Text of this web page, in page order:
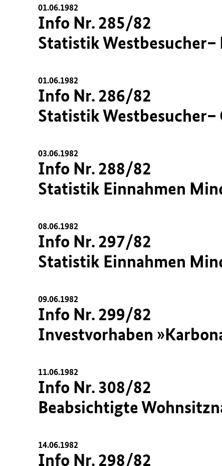
01.06.1982
Info Nr. 285/82
Statistik Westbesucher–
01.06.1982
Info Nr. 286/82
Statistik
03.06.1982
Info Nr. 288/82
Statistik Einnahmen
08.06.1982
Info Nr. 297/82
Statistik Einnahmen
09.06.1982
Info Nr. 299/82
Investvorhaben
11.06.1982
Info Nr. 308/82
Beabsichtigte
14.06.1982
Info Nr. 298/82